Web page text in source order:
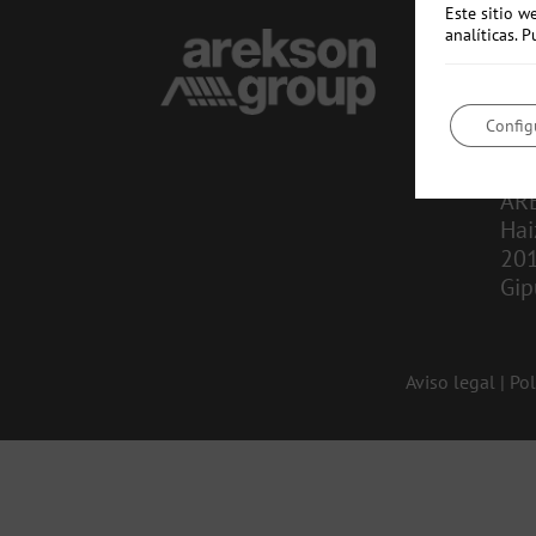
Aviso legal |
Este sitio
analíticas.